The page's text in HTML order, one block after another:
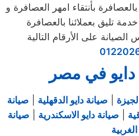
بأنتقاء امهر العصافرة و
في مصر
صيانة دايو الدقهلية
صيانة
صيانة دايو الاسكندرية
صيانة
الغربية